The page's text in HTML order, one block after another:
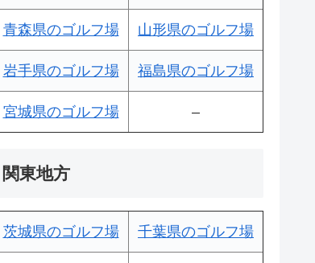
青森県のゴルフ場 山形県のゴルフ場
岩手県のゴルフ場 福島県のゴルフ場
宮城県のゴルフ場 –
関東地方
茨城県のゴルフ場 千葉県のゴルフ場